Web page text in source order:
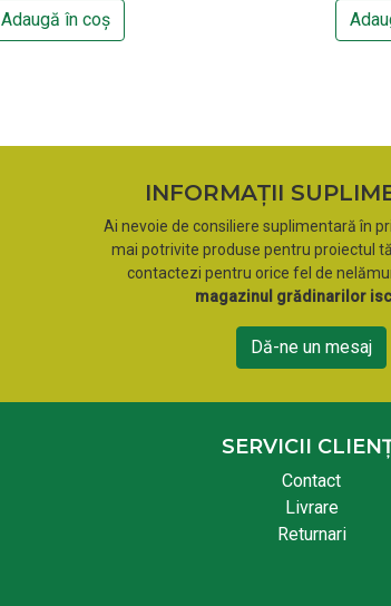
Adaugă în coș
INFORMAȚII
Ai nevoie de consiliere suplimentară în
mai potrivite produse pentru proiectul
contactezi pentru orice fel de
magazinul grădinarilor
Dă-ne un mesaj
SERVICII
Contact
Livrare
Returnari